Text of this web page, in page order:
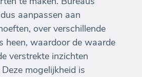
aanpassen aan
over verschillende
heen, waardoor de waarde
verstrekte inzichten
mogelijkheid is